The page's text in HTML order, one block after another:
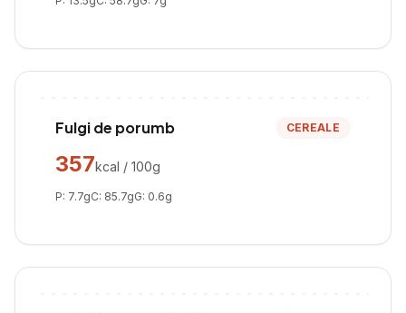
Fulgi de porumb CEREALE
357kcal / 100g
P: 7.7gC: 85.7gG: 0.6g